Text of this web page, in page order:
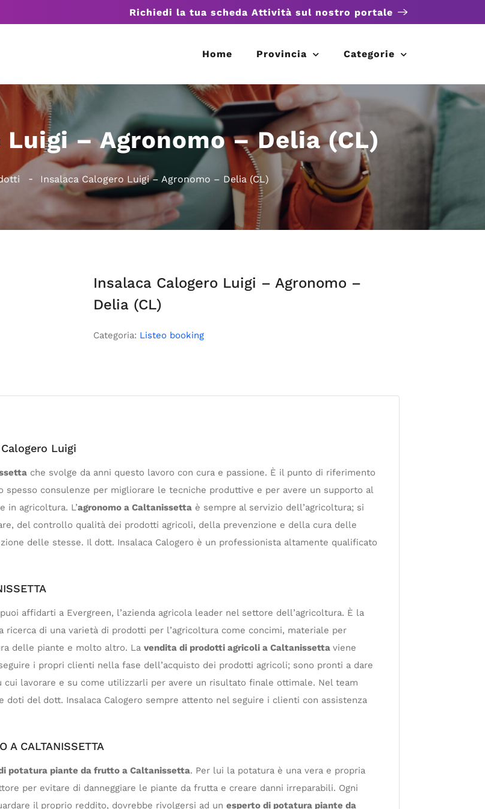
Richiedi la tua scheda Attività sul nostro portale
Home Provincia Categorie
– Agronomo – Delia (CL)
Insalaca Calogero Luigi – Agronomo – Delia (CL)
Insalaca Calogero Luigi – Agronomo –
Delia (CL)
Categoria: Listeo booking
Calogero Luigi
che svolge da anni questo lavoro con cura e passione. È il punto di riferimento
consulenze per migliorare le tecniche produttive e per avere un supporto al
in agricoltura. L’agronomo a Caltanissetta è sempre al servizio dell’agricoltura; si
del controllo qualità dei prodotti agricoli, della prevenzione e della cura delle
delle stesse. Il dott. Insalaca Calogero è un professionista altamente qualificato
affidarti a Evergreen, l’azienda agricola leader nel settore dell’agricoltura. È la
di una varietà di prodotti per l’agricoltura come concimi, materiale per
delle piante e molto altro. La vendita di prodotti agricoli a Caltanissetta viene
i propri clienti nella fase dell’acquisto dei prodotti agricoli; sono pronti a dare
lavorare e su come utilizzarli per avere un risultato finale ottimale. Nel team
doti del dott. Insalaca Calogero sempre attento nel seguire i clienti con assistenza
A CALTANISSETTA
potatura piante da frutto a Caltanissetta. Per lui la potatura è una vera e propria
per evitare di danneggiare le piante da frutta e creare danni irreparabili. Ogni
il proprio reddito, dovrebbe rivolgersi ad un esperto di potatura piante da